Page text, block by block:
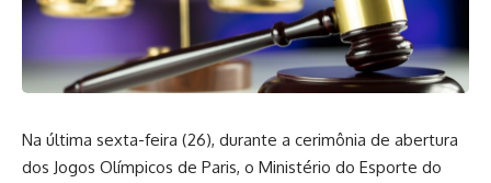
Na última sexta-feira (26), durante a cerimônia de abertura
dos Jogos Olímpicos de Paris, o Ministério do Esporte do